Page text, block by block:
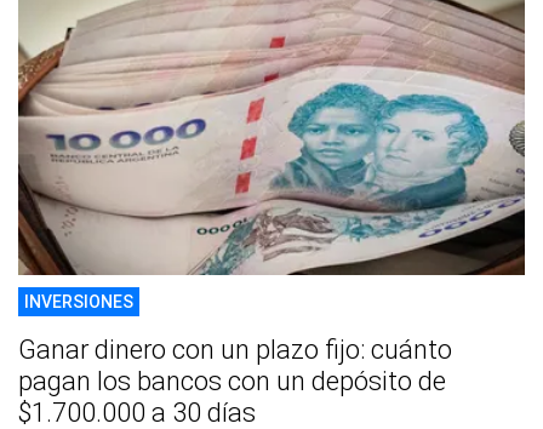
INVERSIONES
Ganar dinero con un plazo fijo: cuánto
pagan los bancos con un depósito de
$1.700.000 a 30 días